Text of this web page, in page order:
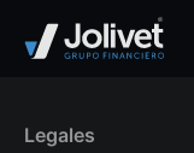
Legales